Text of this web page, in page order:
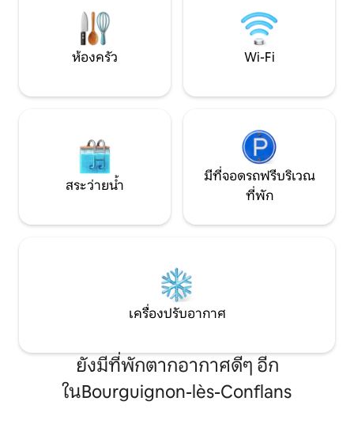
ห้องครัว Wi-Fi
สระว่ายน้ำ
มีที่จอดรถฟรีบริเวณ
ที่พัก
เครื่องปรับอากาศ
ยังมีที่พักตากอากาศดีๆ อีก
ในBourguignon-lès-Conflans